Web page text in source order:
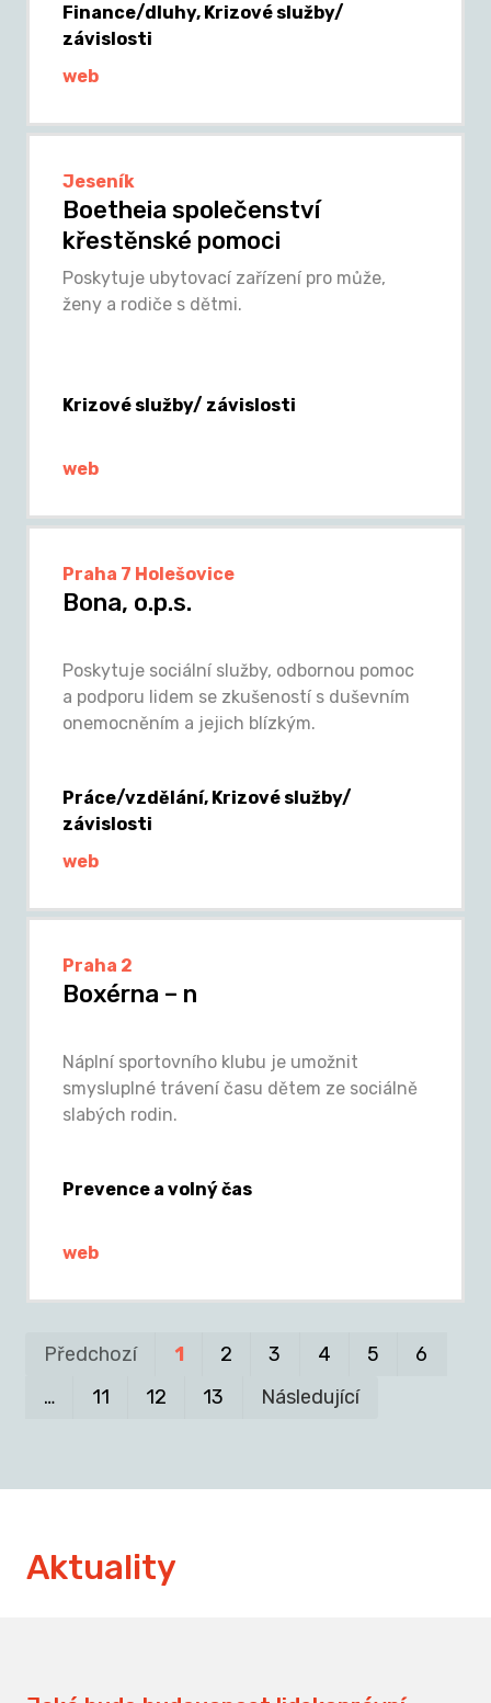
Finance/dluhy, Krizové služby/
závislosti
web
Jeseník
Boetheia společenství
křestěnské pomoci
Poskytuje ubytovací zařízení pro může,
ženy a rodiče s dětmi.
Krizové služby/ závislosti
web
Praha 7 Holešovice
Bona, o.p.s.
Poskytuje sociální služby, odbornou pomoc
a podporu lidem se zkušeností s duševním
onemocněním a jejich blízkým.
Práce/vzdělání, Krizové služby/
závislosti
web
Praha 2
Boxérna – n
Náplní sportovního klubu je umožnit
smysluplné trávení času dětem ze sociálně
slabých rodin.
Prevence a volný čas
web
Předchozí 1 2 3 4 5
6
…
11 12 13 Následující
Aktuality